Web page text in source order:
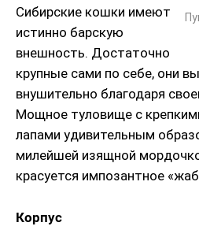
Сибирские кошки имеют
истинно барскую
внешность. Достаточно
крупные сами по себе, они
внушительно благодаря
Мощное туловище с
лапами удивительным
милейшей изящной
красуется импозантное
Корпус